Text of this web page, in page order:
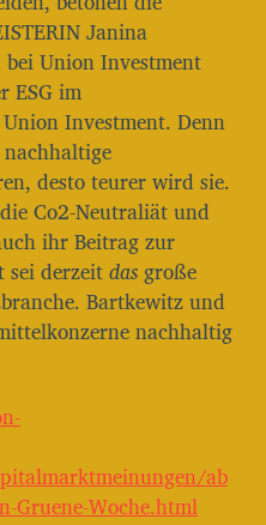
Janina
Union Investment
ESG im
Investment. Denn
desto teurer wird sie.
Co2-Neutraliät und
ihr Beitrag zur
sei derzeitdasgroße
Bartkewitz und
nachhaltig
ab
Gruene-Woche.html